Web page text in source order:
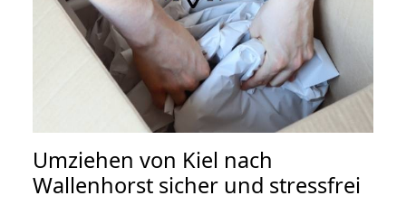
Umziehen von Kiel nach
Wallenhorst sicher und stressfrei